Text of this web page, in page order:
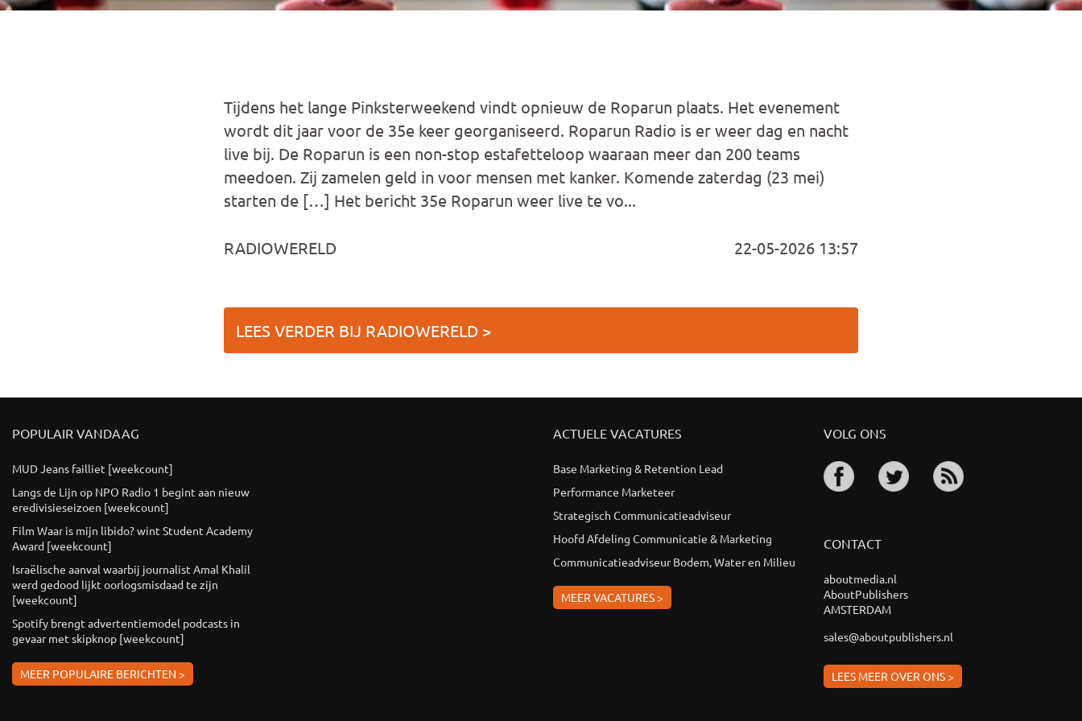
Tijdens het lange Pinksterweekend vindt opnieuw de Roparun plaats. Het evenement
wordt dit jaar voor de 35e keer georganiseerd. Roparun Radio is er weer dag en nacht
live bij. De Roparun is een non-stop estafetteloop waaraan meer dan 200 teams
meedoen. Zij zamelen geld in voor mensen met kanker. Komende zaterdag (23 mei)
starten de […] Het bericht 35e Roparun weer live te vo...
RADIOWERELD 22-05-2026 13:57
LEES VERDER BIJ RADIOWERELD >
POPULAIR VANDAAG
MUD Jeans failliet [weekcount]
Langs de Lijn op NPO Radio 1 begint aan nieuw
eredivisieseizoen [weekcount]
Film Waar is mijn libido? wint Student Academy
Award [weekcount]
Israëlische aanval waarbij journalist Amal Khalil
werd gedood lijkt oorlogsmisdaad te zijn
[weekcount]
Spotify brengt advertentiemodel podcasts in
gevaar met skipknop [weekcount]
MEER POPULAIRE BERICHTEN >
ACTUELE VACATURES
Base Marketing & Retention Lead
Performance Marketeer
Strategisch Communicatieadviseur
Hoofd Afdeling Communicatie & Marketing
Communicatieadviseur Bodem, Water en Milieu
MEER VACATURES >
VOLG ONS
CONTACT
aboutmedia.nl
AboutPublishers
AMSTERDAM
sales@aboutpublishers.nl
LEES MEER OVER ONS >